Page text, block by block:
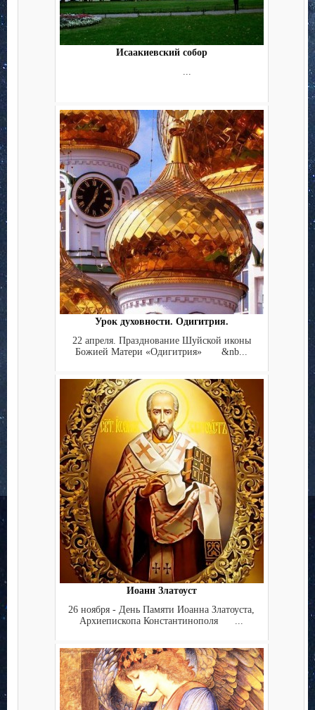
Исаакиевский собор
Урок духовности. Одигитрия.
22 апреля. Празднование Шуйской иконы
Божией Матери «Одигитрия» &nb...
Иоанн Златоуст
26 ноября - День Памяти Иоанна Златоуста,
Архиепископа Константинополя ...